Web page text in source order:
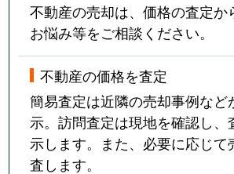
不動産の売却は、価格の査定か
お悩み等をご相談ください。
不動産の価格を査定
簡易査定は近隣の売却事例など
示。訪問査定は現地を確認し、
示します。また、必要に応じて
査します。